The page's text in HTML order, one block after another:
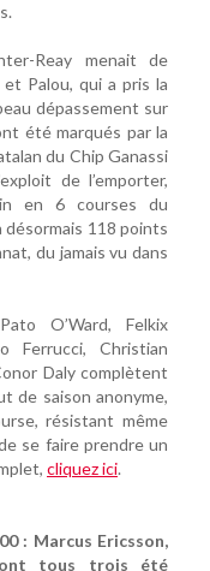
Reay menait de
Palou, qui a pris la
dépassement sur
été marqués par la
du Chip Ganassi
de l’emporter,
en 6 courses du
118 points
du jamais vu dans
O’Ward, Felkix
Ferrucci, Christian
Daly complètent
de saison anonyme,
résistant même
se faire prendre un
cliquez ici.
: Marcus Ericsson,
tous trois été